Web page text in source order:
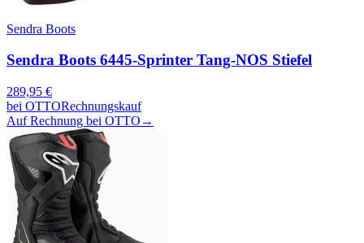
Sendra Boots
Sendra Boots 6445-Sprinter Tang-NOS Stiefel
289,95 €
bei OTTORechnungskauf
Auf Rechnung bei OTTO →